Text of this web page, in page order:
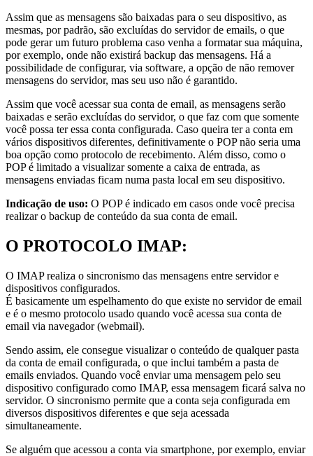
Assim que as mensagens são baixadas para o seu dispositivo, as
mesmas, por padrão, são excluídas do servidor de emails, o que
pode gerar um futuro problema caso venha a formatar sua máquina,
por exemplo, onde não existirá backup das mensagens. Há a
possibilidade de configurar, via software, a opção de não remover
mensagens do servidor, mas seu uso não é garantido.
Assim que você acessar sua conta de email, as mensagens serão
baixadas e serão excluídas do servidor, o que faz com que somente
você possa ter essa conta configurada. Caso queira ter a conta em
vários dispositivos diferentes, definitivamente o POP não seria uma
boa opção como protocolo de recebimento. Além disso, como o
POP é limitado a visualizar somente a caixa de entrada, as
mensagens enviadas ficam numa pasta local em seu dispositivo.
Indicação de uso: O POP é indicado em casos onde você precisa
realizar o backup de conteúdo da sua conta de email.
O PROTOCOLO IMAP:
O IMAP realiza o sincronismo das mensagens entre servidor e
dispositivos configurados.
É basicamente um espelhamento do que existe no servidor de email
e é o mesmo protocolo usado quando você acessa sua conta de
email via navegador (webmail).
Sendo assim, ele consegue visualizar o conteúdo de qualquer pasta
da conta de email configurada, o que inclui também a pasta de
emails enviados. Quando você enviar uma mensagem pelo seu
dispositivo configurado como IMAP, essa mensagem ficará salva no
servidor. O sincronismo permite que a conta seja configurada em
diversos dispositivos diferentes e que seja acessada
simultaneamente.
Se alguém que acessou a conta via smartphone, por exemplo, enviar